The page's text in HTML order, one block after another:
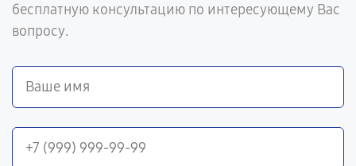
бесплатную консультацию по интересующему Вас
вопросу.